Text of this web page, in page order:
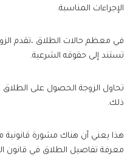
الإجراءات المناسبة.
في معظم حالات الطلاق ،تقدم
تستند إلى حقوقه الشرعية.
تحاول الزوجة الحصول على
ذلك.
هذا يعني أن هناك مشورة قانونية
معرفة تفاصيل الطلاق في قانون